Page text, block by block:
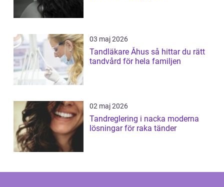
03 maj 2026
Tandläkare Åhus så hittar du rätt
tandvård för hela familjen
02 maj 2026
Tandreglering i nacka moderna
lösningar för raka tänder